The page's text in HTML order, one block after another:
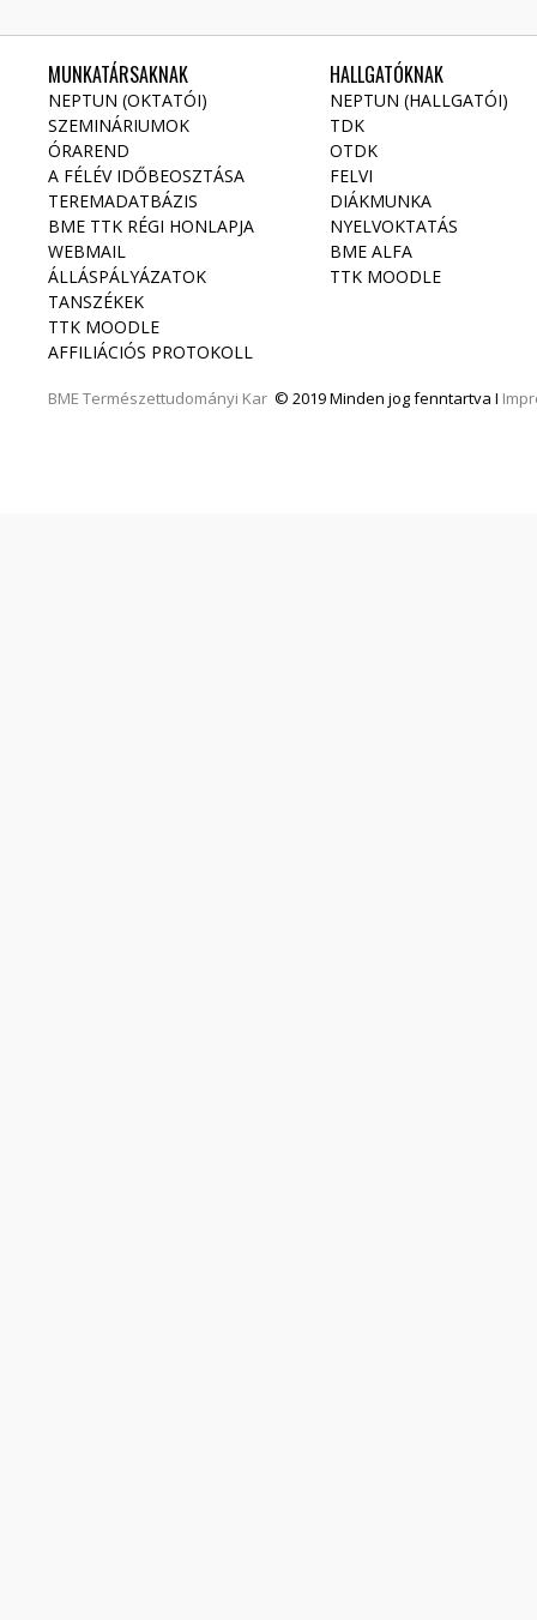
MUNKATÁRSAKNAK
NEPTUN (OKTATÓI)
SZEMINÁRIUMOK
ÓRAREND
A FÉLÉV IDŐBEOSZTÁSA
TEREMADATBÁZIS
BME TTK RÉGI HONLAPJA
WEBMAIL
ÁLLÁSPÁLYÁZATOK
TANSZÉKEK
TTK MOODLE
AFFILIÁCIÓS PROTOKOLL
BME Természettudományi Kar © 2019 Minden jog fenntartva I
HALLGATÓKNAK
NEPTUN (HALLGATÓI)
TDK
OTDK
FELVI
DIÁKMUNKA
NYELVOKTATÁS
BME ALFA
TTK MOODLE